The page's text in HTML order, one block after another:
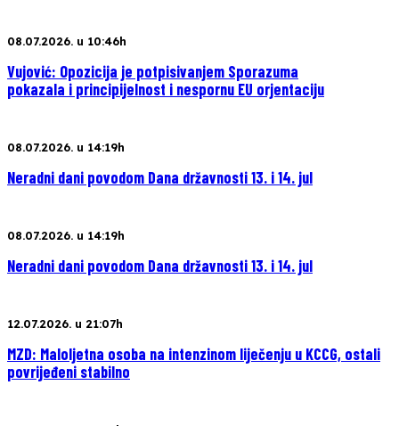
08.07.2026. u 10:46h
Vujović: Opozicija je potpisivanjem Sporazuma
pokazala i principijelnost i nespornu EU orjentaciju
08.07.2026. u 14:19h
Neradni dani povodom Dana državnosti 13. i 14. jul
08.07.2026. u 14:19h
Neradni dani povodom Dana državnosti 13. i 14. jul
12.07.2026. u 21:07h
MZD: Maloljetna osoba na intenzinom liječenju u KCCG, ostali
povrijeđeni stabilno